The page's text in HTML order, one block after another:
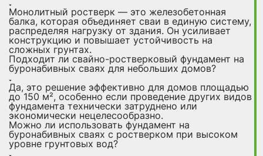
Монолитный ростверк — это железобетонная
балка, которая объединяет сваи в единую систему,
распределяя нагрузку от здания. Он усиливает
конструкцию и повышает устойчивость на
сложных грунтах.
Подходит ли свайно-ростверковый фундамент на
буронабивных сваях для небольших домов?
Да, это решение эффективно для домов площадью
до 150 м², особенно если проведение других видов
фундамента технически затруднено или
экономически нецелесообразно.
Можно ли использовать фундамент на
буронабивных сваях с ростверком при высоком
уровне грунтовых вод?